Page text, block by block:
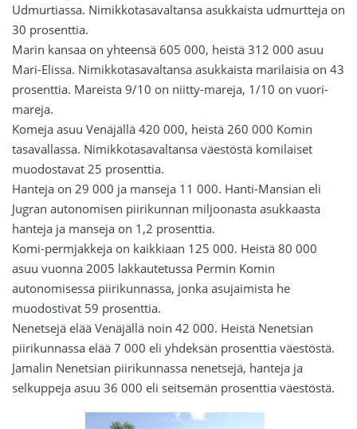
Udmurtiassa. Nimikkotasavaltansa asukkaista udmurtteja on
30 prosenttia.
Marin kansaa on yhteensä 605 000, heistä 312 000 asuu
Mari-Elissa. Nimikkotasavaltansa asukkaista marilaisia on 43
prosenttia. Mareista 9/10 on niitty-mareja, 1/10 on vuori-
mareja.
Komeja asuu Venäjällä 420 000, heistä 260 000 Komin
tasavallassa. Nimikkotasavaltansa väestöstä komilaiset
muodostavat 25 prosenttia.
Hanteja on 29 000 ja manseja 11 000. Hanti-Mansian eli
Jugran autonomisen piirikunnan miljoonasta asukkaasta
hanteja ja manseja on 1,2 prosenttia.
Komi-permjakkeja on kaikkiaan 125 000. Heistä 80 000
asuu vuonna 2005 lakkautetussa Permin Komin
autonomisessa piirikunnassa, jonka asujaimista he
muodostivat 59 prosenttia.
Nenetsejä elää Venäjällä noin 42 000. Heistä Nenetsian
piirikunnassa elää 7 000 eli yhdeksän prosenttia väestöstä.
Jamalin Nenetsian piirikunnassa nenetsejä, hanteja ja
selkuppeja asuu 36 000 eli seitsemän prosenttia väestöstä.